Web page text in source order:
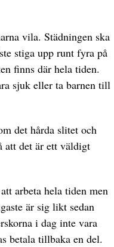
vila. Städningen ska
stiga upp runt fyra på
finns där hela tiden.
sjuk eller ta barnen till
det hårda slitet och
att det är ett väldigt
arbeta hela tiden men
är sig likt sedan
i dag inte vara
betala tillbaka en del.